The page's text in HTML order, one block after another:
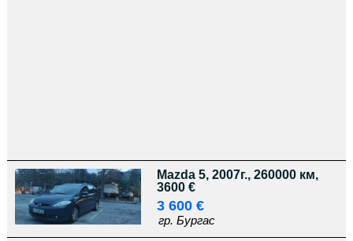
Mazda 5, 2007г., 260000 км,
3600 €
3 600 €
гр. Бургас